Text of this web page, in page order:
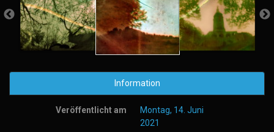
Information
Veröffentlicht am
Montag, 14. Juni
2021